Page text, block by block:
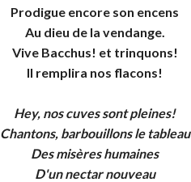
Prodigue encore son encens
Au dieu de la vendange.
Vive Bacchus! et trinquons!
Il remplira nos flacons!
Hey, nos cuves sont pleines!
Chantons, barbouillons le tableau
Des misères humaines
D'un nectar nouveau